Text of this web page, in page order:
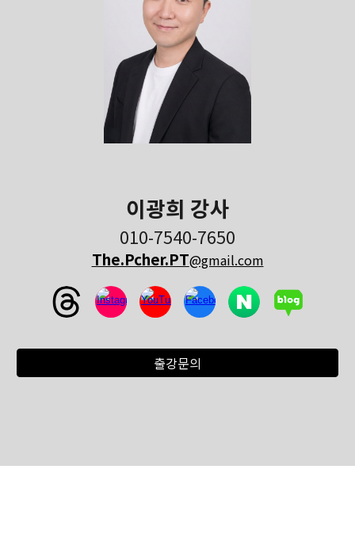
이광희 강사
010-7540-7650
The.Pcher.PT@gmail.com
출강문의